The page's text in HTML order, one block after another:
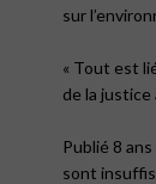
sur
« Tout est
de la justice
Publié 8
sont